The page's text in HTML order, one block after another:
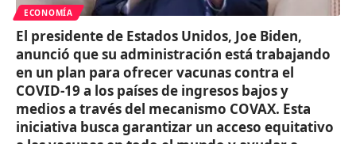
ECONOMÍA
El presidente de Estados Unidos, Joe Biden,
anunció que su administración está trabajando
en un plan para ofrecer vacunas contra el
COVID-19 a los países de ingresos bajos y
medios a través del mecanismo COVAX. Esta
iniciativa busca garantizar un acceso equitativo